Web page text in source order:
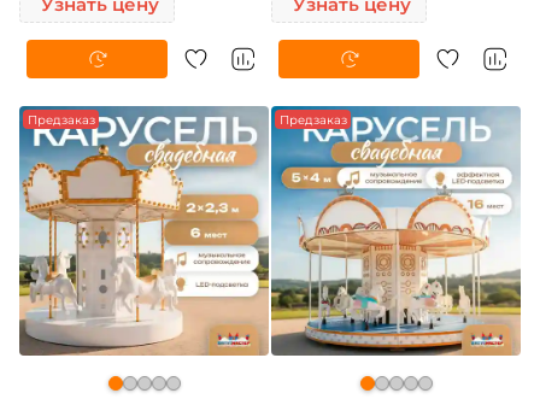
Предзаказ Предзаказ